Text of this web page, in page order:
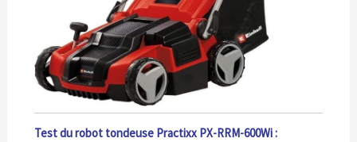
Test du robot tondeuse Practixx PX-RRM-600Wi :